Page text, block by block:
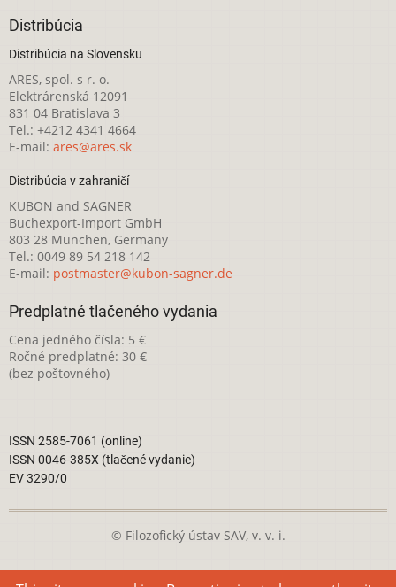
Distribúcia
Distribúcia na Slovensku
ARES, spol. s r. o.
Elektrárenská 12091
831 04 Bratislava 3
Tel.: +4212 4341 4664
E-mail: ares@ares.sk
Distribúcia v zahraničí
KUBON and SAGNER
Buchexport-Import GmbH
803 28 München, Germany
Tel.: 0049 89 54 218 142
E-mail: postmaster@kubon-sagner.de
Predplatné tlačeného vydania
Cena jedného čísla: 5 €
Ročné predplatné: 30 €
(bez poštovného)
ISSN 2585-7061 (online)
ISSN 0046-385X (tlačené vydanie)
EV 3290/0
© Filozofický ústav SAV, v. v. i.
Táto webová stránka je licencovaná podCreative Commons